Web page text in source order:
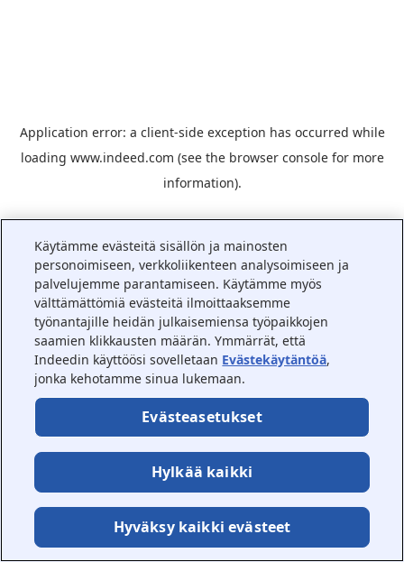
Application error: a client-side exception has occurred while
loading www.indeed.com (see the browser consolefor more
information).
Käytämme evästeitä sisällön ja mainosten
personoimiseen, verkkoliikenteen analysoimiseen ja
palvelujemme parantamiseen. Käytämme myös
välttämättömiä evästeitä ilmoittaaksemme
työnantajille heidän julkaisemiensa työpaikkojen
saamien klikkausten määrän. Ymmärrät, että
Indeedin käyttöösi sovelletaan Evästekäytäntöä,
jonka kehotamme sinua lukemaan.
Evästeasetukset
Hylkää kaikki
Hyväksy kaikki evästeet